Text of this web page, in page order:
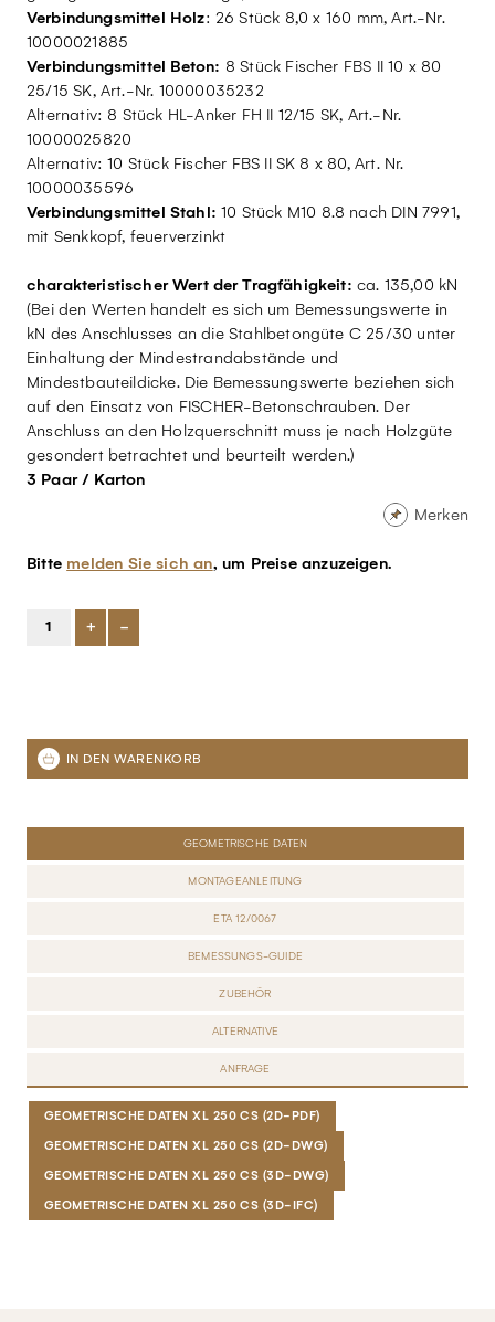
Verbindungsmittel Holz: 26 Stück 8,0 x 160 mm, Art.-Nr.
10000021885
Verbindungsmittel Beton: 8 Stück Fischer FBS II 10 x 80
25/15 SK, Art.-Nr. 10000035232
Alternativ: 8 Stück HL-Anker FH II 12/15 SK, Art.-Nr.
10000025820
Alternativ: 10 Stück Fischer FBS II SK 8 x 80, Art. Nr.
10000035596
Verbindungsmittel Stahl: 10 Stück M10 8.8 nach DIN 7991,
mit Senkkopf, feuerverzinkt
charakteristischer Wert der Tragfähigkeit: ca. 135,00 kN
(Bei den Werten handelt es sich um Bemessungswerte in
kN des Anschlusses an die Stahlbetongüte C 25/30 unter
Einhaltung der Mindestrandabstände und
Mindestbauteildicke. Die Bemessungswerte beziehen sich
auf den Einsatz von FISCHER-Betonschrauben. Der
Anschluss an den Holzquerschnitt muss je nach Holzgüte
gesondert betrachtet und beurteilt werden.)
3 Paar / Karton
Merken
Bitte melden Sie sich an, um Preise anzuzeigen.
+ -
GEOMETRISCHE DATEN
MONTAGEANLEITUNG
ETA 12/0067
BEMESSUNGS-GUIDE
ZUBEHÖR
ALTERNATIVE
ANFRAGE
GEOMETRISCHE DATEN XL 250 CS (2D-PDF)
GEOMETRISCHE DATEN XL 250 CS (2D-DWG)
GEOMETRISCHE DATEN XL 250 CS (3D-DWG)
GEOMETRISCHE DATEN XL 250 CS (3D-IFC)